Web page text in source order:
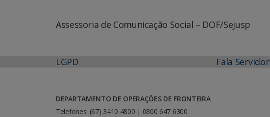
Assessoria de Comunicação Social – DOF/Sejusp
LGPD Fala Servidor
DEPARTAMENTO DE OPERAÇÕES DE FRONTEIRA
Telefones: (67) 3410 4800 | 0800 647 6300